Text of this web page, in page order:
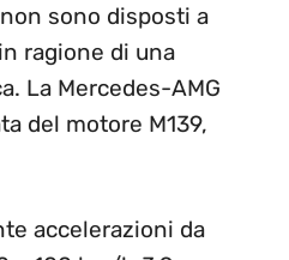
sono disposti a
ragione di una
La Mercedes-AMG
del motore M139,
accelerazioni da